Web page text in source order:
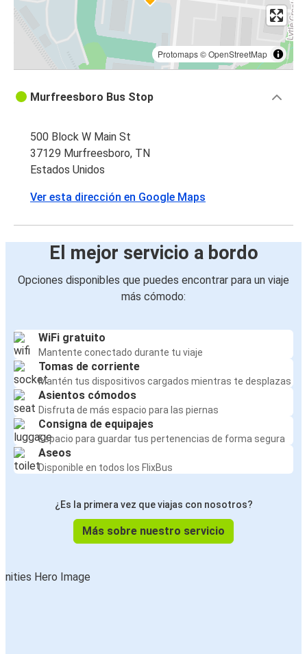
Protomaps©OpenStreetMap
Murfreesboro Bus Stop
500 Block W Main St
37129 Murfreesboro, TN
Estados Unidos
Ver esta dirección en Google Maps
El mejor servicio a bordo
Opciones disponibles que puedes encontrar para un viaje
más cómodo:
WiFi gratuito
Mantente conectado durante tu viaje
Tomas de corriente
Mantén tus dispositivos cargados mientras te desplazas
Asientos cómodos
Disfruta de más espacio para las piernas
Consigna de equipajes
Espacio para guardar tus pertenencias de forma segura
Aseos
Disponible en todos los FlixBus
¿Es la primera vez que viajas con nosotros?
Más sobre nuestro servicio